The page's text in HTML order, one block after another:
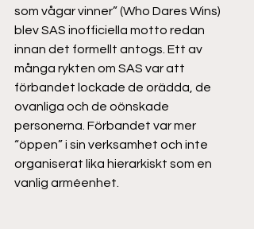
som vågar vinner” (Who Dares Wins)
blev SAS inofficiella motto redan
innan det formellt antogs. Ett av
många rykten om SAS var att
förbandet lockade de orädda, de
ovanliga och de oönskade
personerna. Förbandet var mer
“öppen” i sin verksamhet och inte
organiserat lika hierarkiskt som en
vanlig arméenhet.